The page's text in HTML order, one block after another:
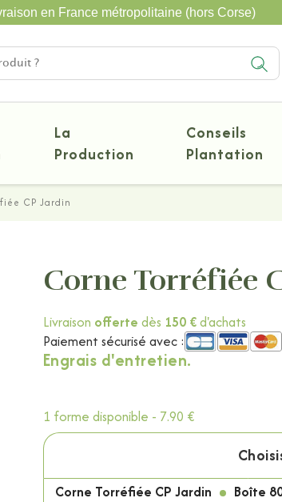
en France métropolitaine (hors Corse)
La
Production
Conseils
Plantation
CP Jardin
Corne Torréfiée
Livraison offerte dès 150 €d'achats
Paiement sécurisé avec :
Engrais d'entretien.
1 forme disponible - 7.90 €
Corne Torréfiée CP Jardin Boîte